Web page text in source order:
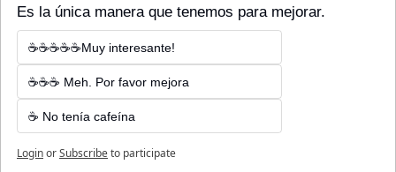
Es la única manera que tenemos para mejorar.
☕☕☕☕☕Muy interesante!
☕☕☕ Meh. Por favor mejora
☕ No tenía cafeína
LoginorSubscribeto participate